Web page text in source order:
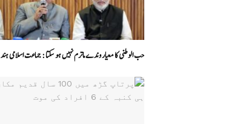
حب الوطنی کا معیار وندے ماترم نہیں ہو سکتا : جماعت اسلامی ہند